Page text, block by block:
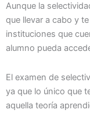
Aunque la
que llevar a cabo y
instituciones que
alumno pueda
El examen de
ya que lo único que
aquella teoría